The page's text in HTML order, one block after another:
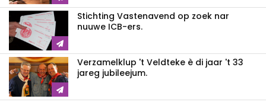
Stichting Vastenavend op zoek nar
nuuwe ICB-ers.
Verzamelklup 't Veldteke è di jaar 't 33
jareg jubileejum.